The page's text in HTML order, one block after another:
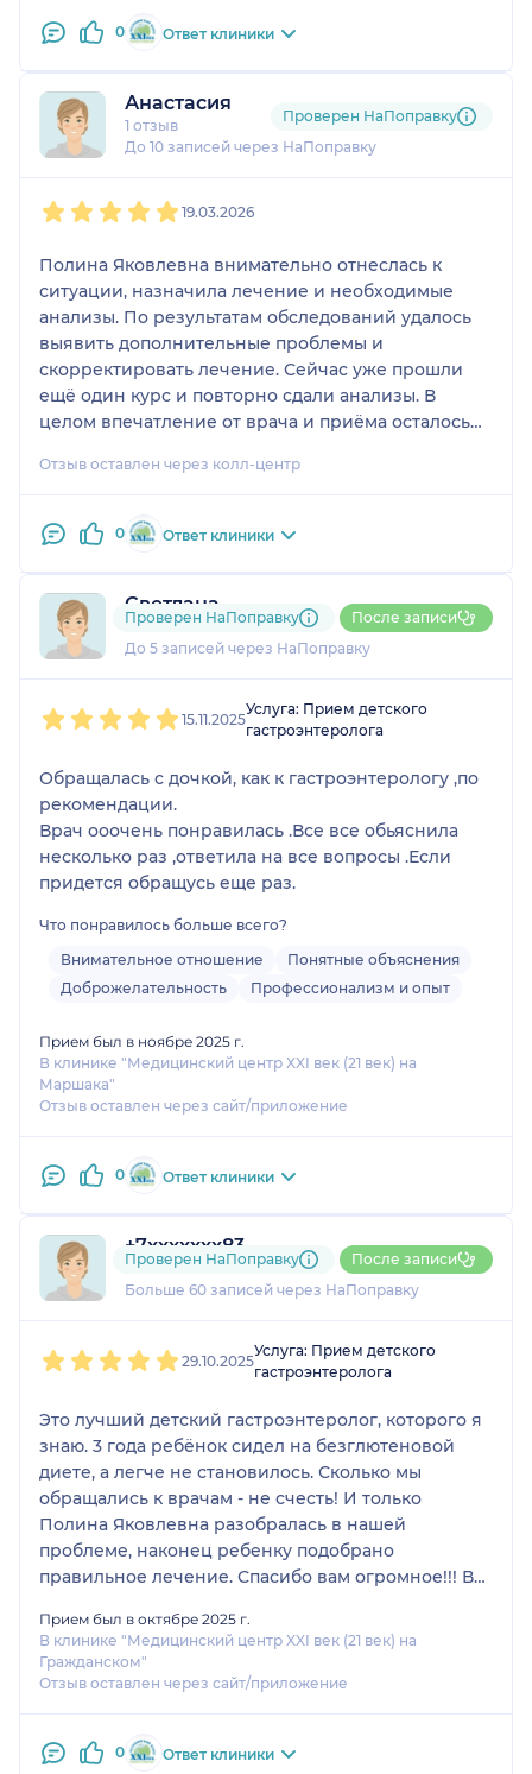
0 Ответ клиники
Анастасия
1 отзыв
До 10 записей через НаПоправку
Проверен НаПоправку
19.03.2026
Полина Яковлевна внимательно отнеслась к
ситуации, назначила лечение и необходимые
анализы. По результатам обследований удалось
выявить дополнительные проблемы и
скорректировать лечение. Сейчас уже прошли
ещё один курс и повторно сдали анализы. В
целом впечатление от врача и приёма осталось
Отзыв оставлен через колл-центр
0 Ответ клиники
Светлана
4 отзыва
До 5 записей через НаПоправку
Проверен НаПоправку После записи
15.11.2025
Услуга: Прием детского
гастроэнтеролога
Обращалась с дочкой, как к гастроэнтерологу ,по
рекомендации.
Врач ооочень понравилась .Все все обьяснила
несколько раз ,ответила на все вопросы .Если
придется обращусь еще раз.
Что понравилось больше всего?
Внимательное отношение
Понятные объяснения
Доброжелательность
Профессионализм и опыт
Прием был в ноябре 2025 г.
В клинике "Медицинский центр XXI век (21 век) на
Маршака"
Отзыв оставлен через сайт/приложение
0 Ответ клиники
+7xxxxxxx83
24 отзыва и1 оценка
Больше 60 записей через НаПоправку
Проверен НаПоправку После записи
29.10.2025
Услуга: Прием детского
гастроэнтеролога
Это лучший детский гастроэнтеролог, которого я
знаю. 3 года ребёнок сидел на безглютеновой
диете, а легче не становилось. Сколько мы
обращались к врачам - не счесть! И только
Полина Яковлевна разобралась в нашей
проблеме, наконец ребенку подобрано
правильное лечение. Спасибо вам огромное!!! Вы
Прием был в октябре 2025 г.
В клинике "Медицинский центр XXI век (21 век) на
Гражданском"
Отзыв оставлен через сайт/приложение
0 Ответ клиники